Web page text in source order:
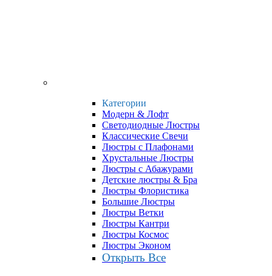
Категории
Модерн & Лофт
Светодиодные Люстры
Классические Свечи
Люстры с Плафонами
Хрустальные Люстры
Люстры с Абажурами
Детские люстры & Бра
Люстры Флористика
Большие Люстры
Люстры Ветки
Люстры Кантри
Люстры Космос
Люстры Эконом
Открыть Все